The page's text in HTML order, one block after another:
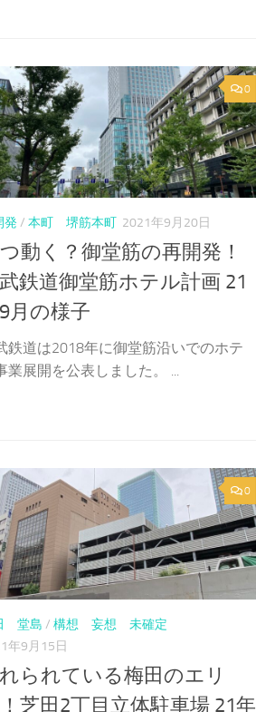
0
発 / 本町 堺筋本町 2021年9月20日
動く？御堂筋の再開発！
鉄道御堂筋ホテル計画 21
月の様子
鉄道は2018年に御堂筋沿いでのホテ
業展開を公表しました。 ...
0
堂島 / 構想 妄想 未確定
年9月15日
られている梅田のエリ
芝田2丁目立体駐車場 21年